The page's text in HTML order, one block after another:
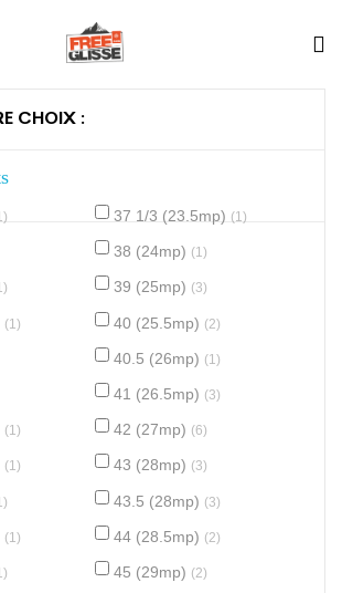
CHOIX :
37 1/3 (23.5mp) (1)
38 (24mp) (1)
39 (25mp) (3)
(1) 40 (25.5mp) (2)
40.5 (26mp) (1)
41 (26.5mp) (3)
(1) 42 (27mp) (6)
(1) 43 (28mp) (3)
43.5 (28mp) (3)
(1) 44 (28.5mp) (2)
45 (29mp) (2)